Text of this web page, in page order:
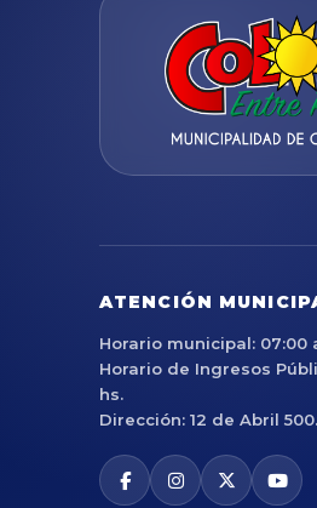
ATENCIÓN
Horario municipal: 07:00
Horario de Ingresos
hs.
Dirección: 12 de Abril 500.